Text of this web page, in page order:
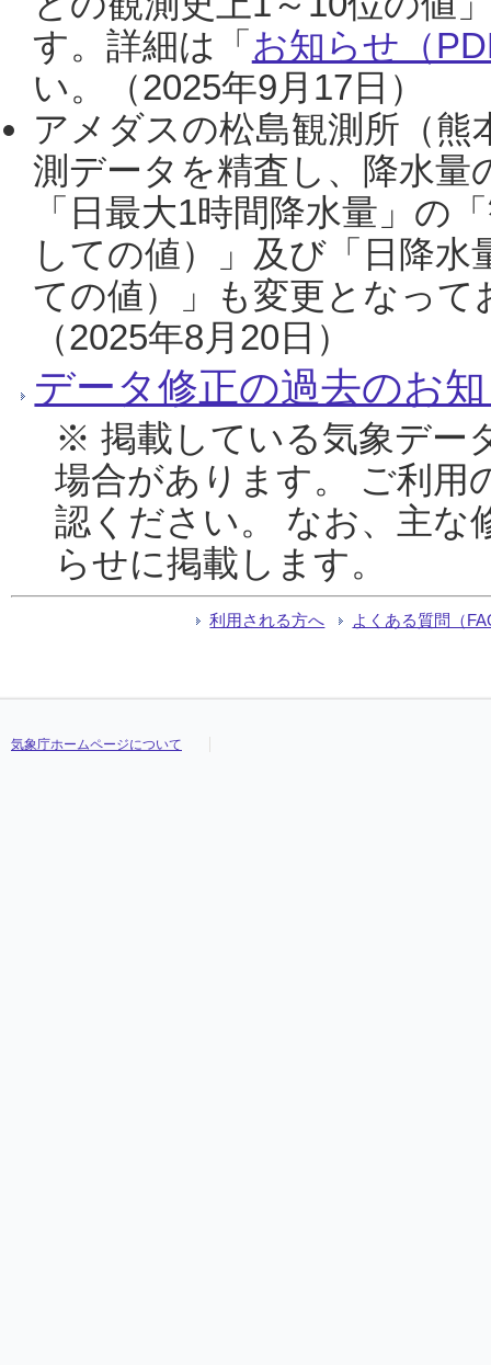
す。詳細は「 お知らせ（
い。（2025年9月17日）
アメダスの松島観測所（熊
測データを精査し、降水
「日最大1時間降水量」の
しての値）」及び「日降
ての値）」も変更となっ
（2025年8月20日）
データ修正の過去のお
※ 掲載している気象デー
場合があります。 ご利用
認ください。 なお、主な
らせに掲載します。
利用される方へ よくある質問（
気象庁ホームページについて